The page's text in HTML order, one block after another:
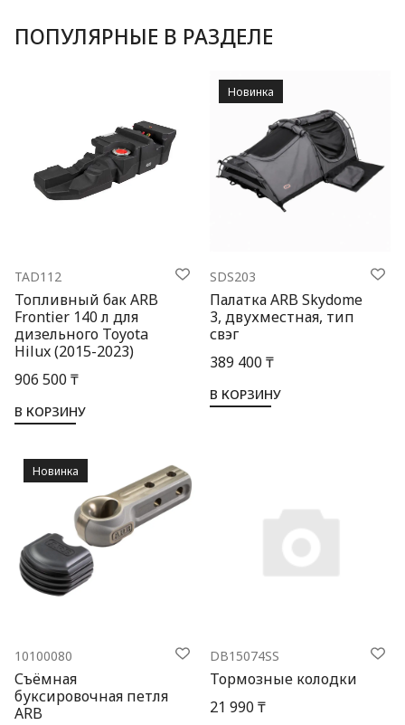
ПОПУЛЯРНЫЕ В РАЗДЕЛЕ
TAD112
Топливный бак ARB
Frontier 140 л для
дизельного Toyota
Hilux (2015-2023)
906 500 ₸
В КОРЗИНУ
SDS203
Палатка ARB Skydome
3, двухместная, тип
свэг
389 400 ₸
В КОРЗИНУ
Новинка
10100080
Съёмная
буксировочная петля
ARB
Новинка
DB15074SS
Тормозные колодки
21 990 ₸